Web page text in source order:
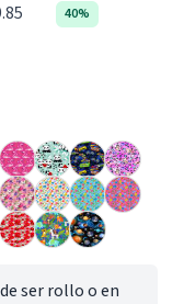
40%
ser rollo o en